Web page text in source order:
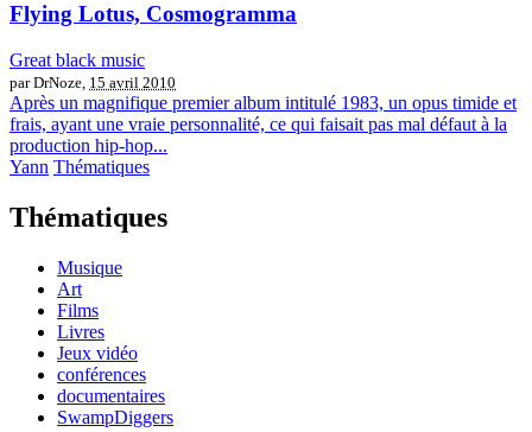
Flying Lotus, Cosmogramma
Great black music
par DrNoze, 15 avril 2010
Après un magnifique premier album intitulé 1983, un opus timide et
frais, ayant une vraie personnalité, ce qui faisait pas mal défaut à la
production hip-hop...
Yann Thématiques
Thématiques
Musique
Art
Films
Livres
Jeux vidéo
conférences
documentaires
SwampDiggers